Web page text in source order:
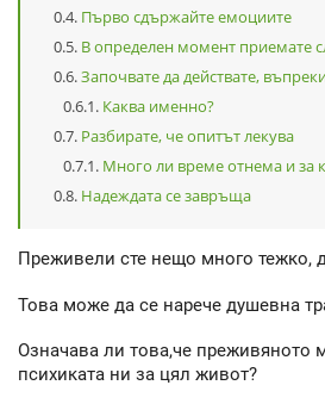
Първо сдържайте емоциите
В определен момент приемате
Започвате да действате,
Каква именно?
Разбирате, че опитът лекува
Много ли време отнема и за
Надеждата се завръща
Преживели сте нещо много тежко,
Това може да се нарече душевна
Означава ли това,че преживяното
психиката ни за цял живот?